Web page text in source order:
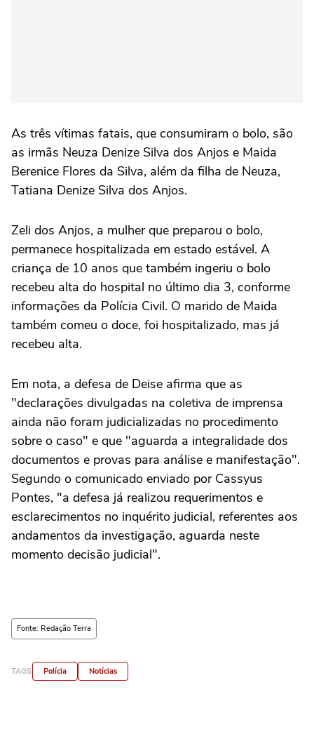
As três vítimas fatais, que consumiram o bolo, são
as irmãs Neuza Denize Silva dos Anjos e Maida
Berenice Flores da Silva, além da filha de Neuza,
Tatiana Denize Silva dos Anjos.
Zeli dos Anjos, a mulher que preparou o bolo,
permanece hospitalizada em estado estável. A
criança de 10 anos que também ingeriu o bolo
recebeu alta do hospital no último dia 3, conforme
informações da Polícia Civil. O marido de Maida
também comeu o doce, foi hospitalizado, mas já
recebeu alta.
Em nota, a defesa de Deise afirma que as
"declarações divulgadas na coletiva de imprensa
ainda não foram judicializadas no procedimento
sobre o caso" e que "aguarda a integralidade dos
documentos e provas para análise e manifestação".
Segundo o comunicado enviado por Cassyus
Pontes, "a defesa já realizou requerimentos e
esclarecimentos no inquérito judicial, referentes aos
andamentos da investigação, aguarda neste
momento decisão judicial".
Fonte: Redação Terra
TAGS Polícia Notícias